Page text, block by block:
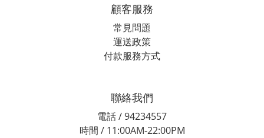
顧客服務
常見問題
運送政策
付款服務方式
聯絡我們
電話 / 94234557
時間 / 11:00AM-22:00PM